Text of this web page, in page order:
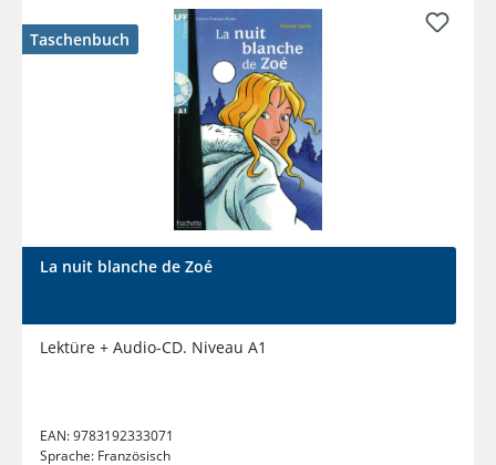
Taschenbuch
La nuit blanche de Zoé
Lektüre + Audio-CD. Niveau A1
EAN:9783192333071
Sprache: Französisch